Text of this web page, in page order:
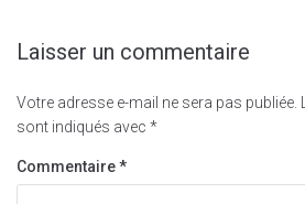
Laisser un commentaire
Votre adresse e-mail ne sera pas publiée.
sont indiqués avec *
Commentaire*